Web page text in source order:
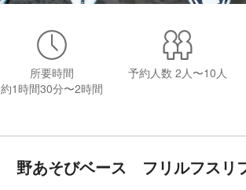
所要時間
約1時間30分〜2時間
予約人数 2人〜10人
野あそびベース フリルフスリ